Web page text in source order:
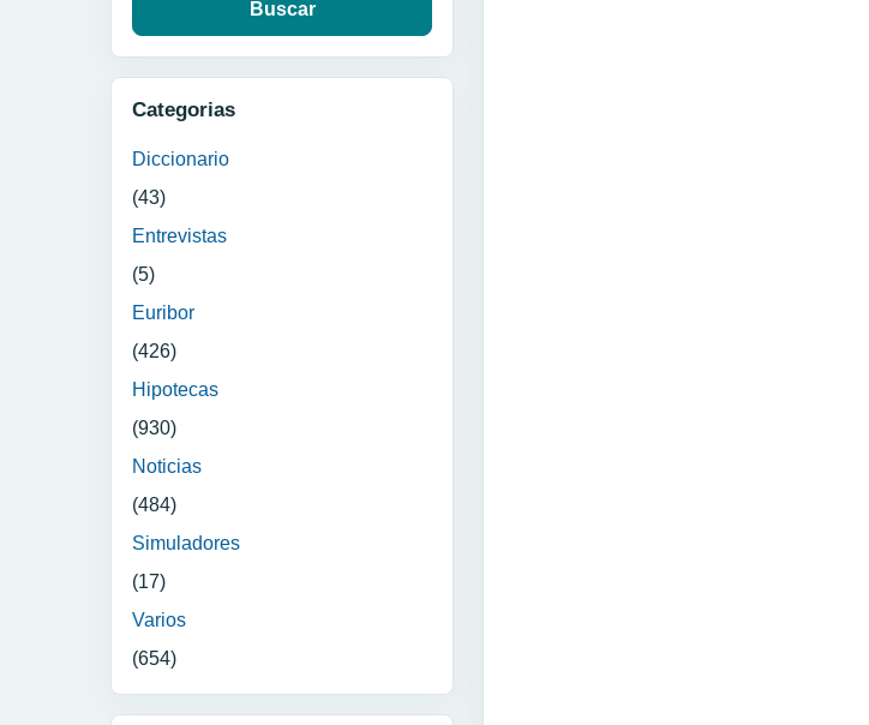
Categorias
Diccionario
(43)
Entrevistas
(5)
Euribor
(426)
Hipotecas
(930)
Noticias
(484)
Simuladores
(17)
Varios
(654)